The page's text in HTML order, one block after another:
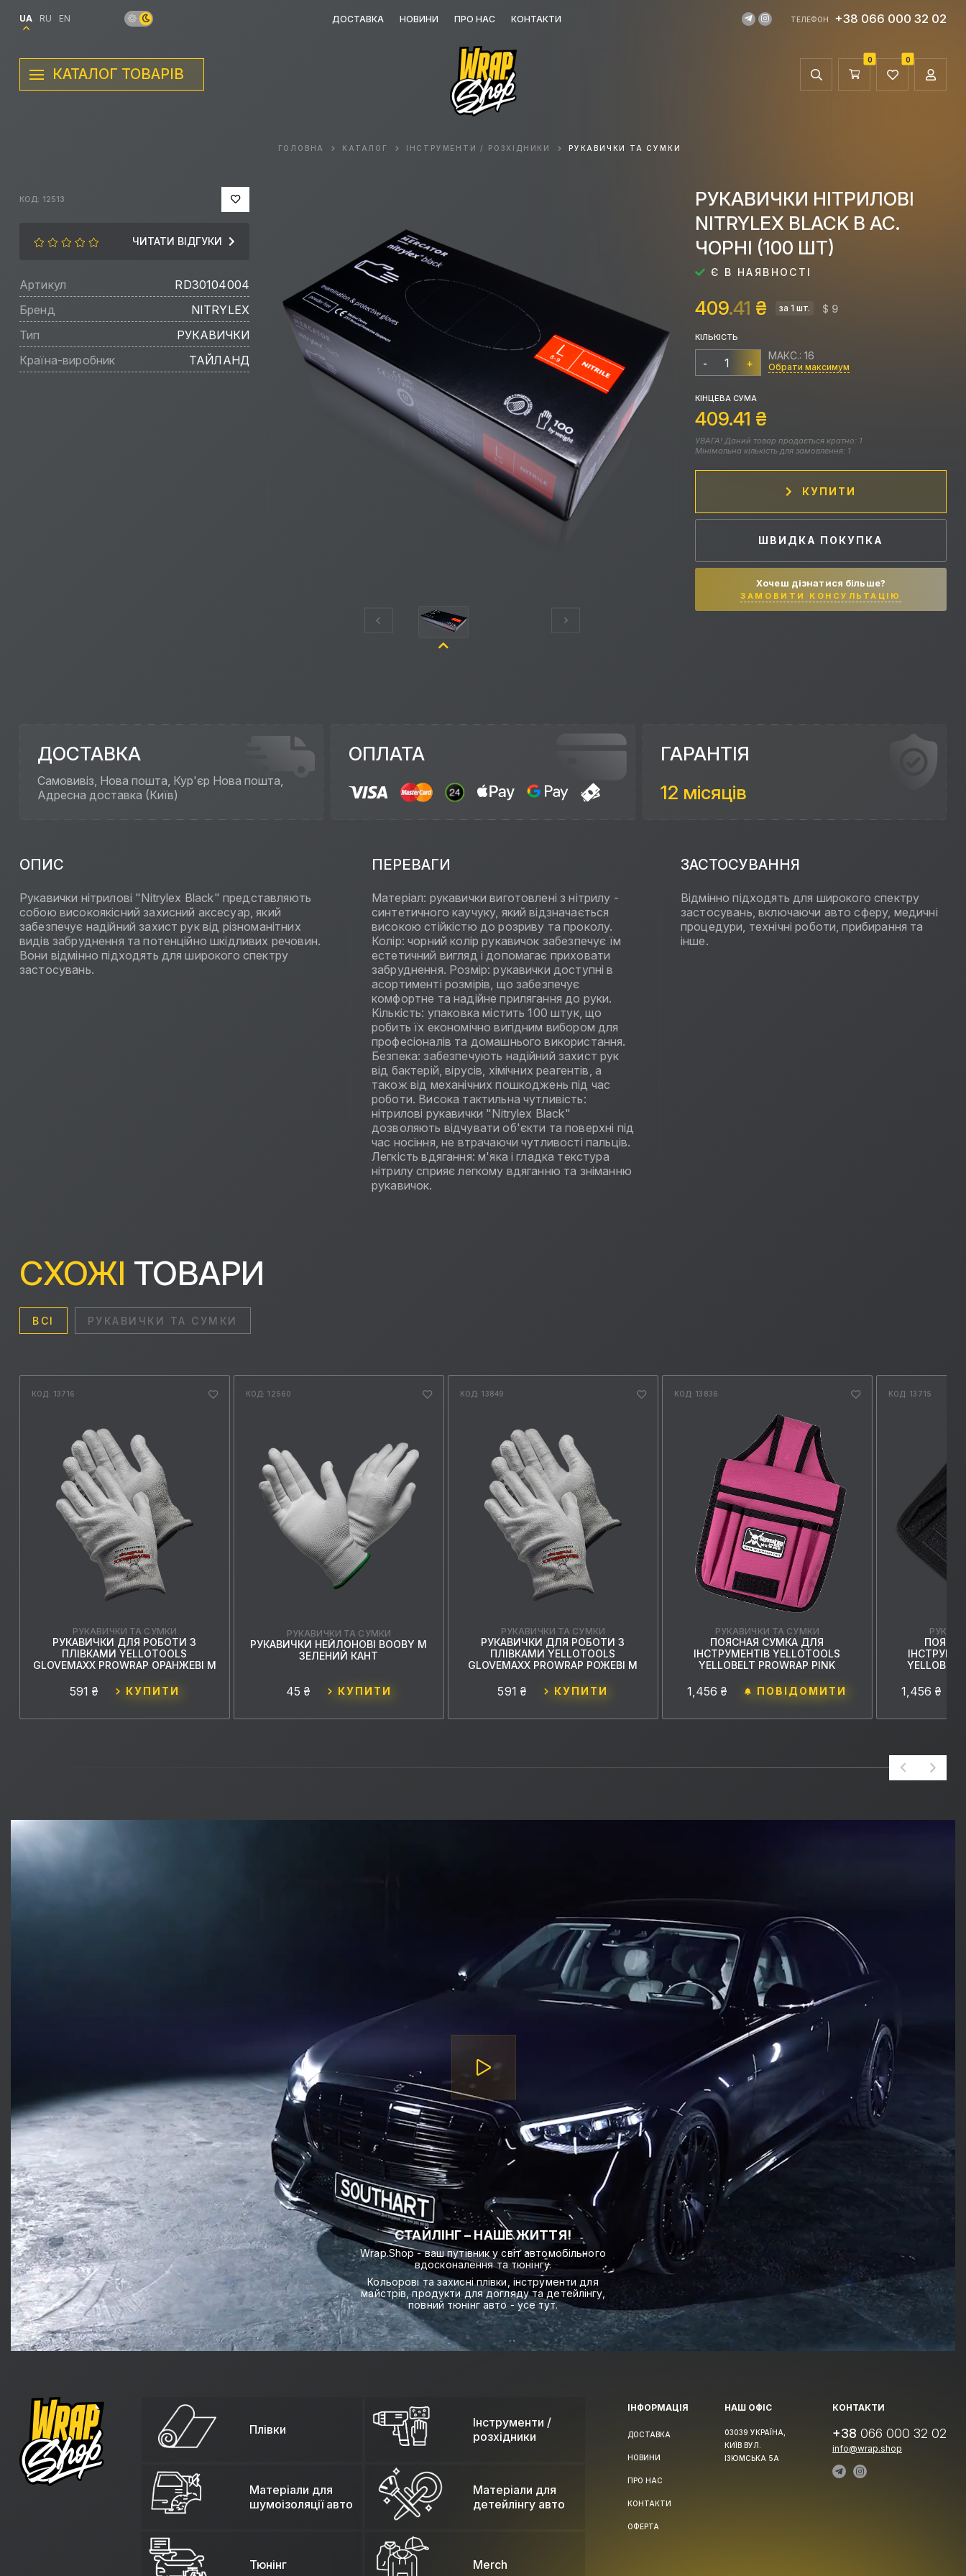
UA RU EN ДОСТАВКА НОВИНИ ПРО НАС КОНТАКТИ ТЕЛЕФОН +38 066 000 32 02
КАТАЛОГ ТОВАРІВ
0 0
ГОЛОВНА КАТАЛОГ ІНСТРУМЕНТИ / РОЗХІДНИКИ РУКАВИЧКИ ТА СУМКИ
КОД: 12513
ЧИТАТИ ВІДГУКИ
Артикул
RD30104004
Бренд
NITRYLEX
Тип
РУКАВИЧКИ
Країна-виробник
ТАЙЛАНД
РУКАВИЧКИ НІТРИЛОВІ
NITRYLEX BLACK В АС.
ЧОРНІ (100 ШТ)
Є В НАЯВНОСТІ
409.41 ₴ за 1 шт. $ 9
КІЛЬКІСТЬ
- +
МАКС.: 16
Обрати максимум
КІНЦЕВА СУМА
409.41 ₴
УВАГА! Даний товар продається кратно: 1
Мінімальна кількість для замовлення: 1
КУПИТИ
ШВИДКА ПОКУПКА
Хочеш дізнатися більше?
ЗАМОВИТИ КОНСУЛЬТАЦІЮ
ДОСТАВКА
Самовивіз, Нова пошта, Кур'єр Нова пошта,
Адресна доставка (Київ)
ОПЛАТА
ГАРАНТІЯ
12 місяців
ОПИС
Рукавички нітрилові "Nitrylex Black" представляють
собою високоякісний захисний аксесуар, який
забезпечує надійний захист рук від різноманітних
видів забруднення та потенційно шкідливих речовин.
Вони відмінно підходять для широкого спектру
застосувань.
ПЕРЕВАГИ
Матеріал: рукавички виготовлені з нітрилу -
синтетичного каучуку, який відзначається
високою стійкістю до розриву та проколу.
Колір: чорний колір рукавичок забезпечує їм
естетичний вигляд і допомагає приховати
забруднення. Розмір: рукавички доступні в
асортименті розмірів, що забезпечує
комфортне та надійне прилягання до руки.
Кількість: упаковка містить 100 штук, що
робить їх економічно вигідним вибором для
професіоналів та домашнього використання.
Безпека: забезпечують надійний захист рук
від бактерій, вірусів, хімічних реагентів, а
також від механічних пошкоджень під час
роботи. Висока тактильна чутливість:
нітрилові рукавички "Nitrylex Black"
дозволяють відчувати об'єкти та поверхні під
час носіння, не втрачаючи чутливості пальців.
Легкість вдягання: м'яка і гладка текстура
нітрилу сприяє легкому вдяганню та зніманню
рукавичок.
ЗАСТОСУВАННЯ
Відмінно підходять для широкого спектру
застосувань, включаючи авто сферу, медичні
процедури, технічні роботи, прибирання та
інше.
СХОЖІ ТОВАРИ
ВСІ РУКАВИЧКИ ТА СУМКИ
КОД: 13716
РУКАВИЧКИ ТА СУМКИ
РУКАВИЧКИ ДЛЯ РОБОТИ З
ПЛІВКАМИ YELLOTOOLS
GLOVEMAXX PROWRAP ОРАНЖЕВІ М
591 ₴ КУПИТИ
КОД: 12560
РУКАВИЧКИ ТА СУМКИ
РУКАВИЧКИ НЕЙЛОНОВІ BOOBY M
ЗЕЛЕНИЙ КАНТ
45 ₴ КУПИТИ
КОД: 13849
РУКАВИЧКИ ТА СУМКИ
РУКАВИЧКИ ДЛЯ РОБОТИ З
ПЛІВКАМИ YELLOTOOLS
GLOVEMAXX PROWRAP РОЖЕВІ М
591 ₴ КУПИТИ
КОД: 13836
РУКАВИЧКИ ТА СУМКИ
ПОЯСНАЯ СУМКА ДЛЯ
ІНСТРУМЕНТІВ YELLOTOOLS
YELLOBELT PROWRAP PINK
1,456 ₴ ПОВІДОМИТИ
КОД: 13715
1,456 ₴
СТАЙЛІНГ – НАШЕ ЖИТТЯ!
Wrap.Shop - ваш путівник у світ автомобільного
вдосконалення та тюнінгу.
Кольорові та захисні плівки, інструменти для
майстрів, продукти для догляду та детейлінгу,
повний тюнінг авто - усе тут.
Плівки
Інструменти /
розхідники
Матеріали для
шумоізоляції авто
Матеріали для
детейлінгу авто
Тюнінг Merch
ІНФОРМАЦІЯ
ДОСТАВКА
НОВИНИ
ПРО НАС
КОНТАКТИ
ОФЕРТА
НАШ ОФІС
03039 УКРАЇНА,
КИЇВ ВУЛ.
ІЗЮМСЬКА 5А
КОНТАКТИ
+38 066 000 32 02
info@wrap.shop